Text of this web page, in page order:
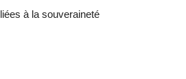
liées à la souveraineté